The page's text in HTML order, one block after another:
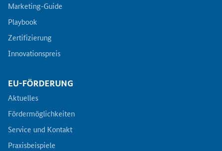
Marketing-Guide
Playbook
Zertifizierung
Innovationspreis
EU-FÖRDERUNG
Aktuelles
Fördermöglichkeiten
Service und Kontakt
Praxisbeispiele